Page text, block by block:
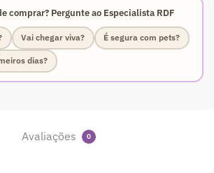
comprar? Pergunte ao Especialista RDF
Vai chegar viva? É segura com pets?
dias?
Avaliações 0